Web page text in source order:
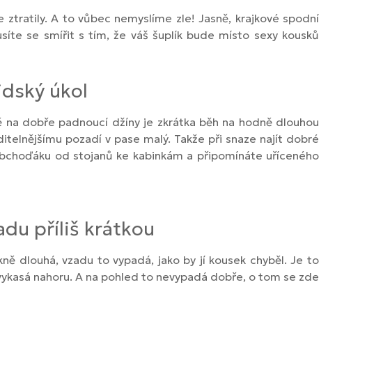
ztratily. A to vůbec nemyslíme zle! Jasně, krajkové spodní
se smířit s tím, že váš šuplík bude místo sexy kousků
úkol
dobře padnoucí džíny je zkrátka běh na hodně dlouhou
pozadí v pase malý. Takže při snaze najít dobré
od stojanů ke kabinkám a připomínáte uříceného
příliš krátkou
dlouhá, vzadu to vypadá, jako by jí kousek chyběl. Je to
nahoru. A na pohled to nevypadá dobře, o tom se zde